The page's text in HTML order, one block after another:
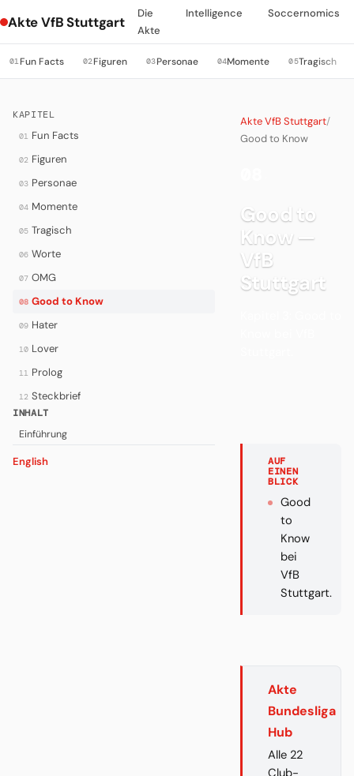
Akte VfB Stuttgart
Die
Akte
Intelligence Soccernomics
01Fun Facts 02Figuren 03Personae 04Momente 05Tragisch
KAPITEL
01 Fun Facts
02 Figuren
03 Personae
04 Momente
05 Tragisch
06 Worte
07 OMG
08 Good to Know
09 Hater
10 Lover
11 Prolog
12 Steckbrief
INHALT
Einführung
English
Akte VfB Stuttgart/
Good to Know
Good to
Know —
VfB
Stuttgart
AUF
EINEN
BLICK
Good
to
Know
bei
VfB
Stuttgart.
Akte
Bundesliga
Hub
Alle 22
Club-